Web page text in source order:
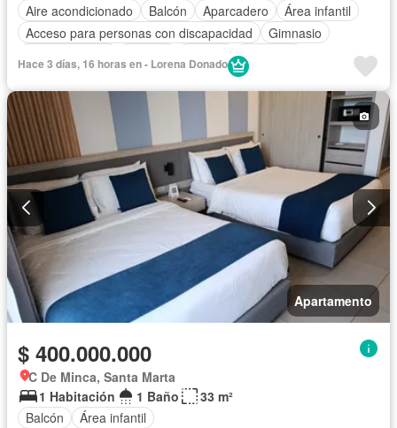
Aire acondicionado
Balcón Aparcadero
Área infantil
Acceso para personas con discapacidad
Gimnasio
Ascensor
Sauna
Seguridad privada
Piscina
Hace 3 días, 16 horas en - Lorena Donado
Apartamento
$ 400.000.000
C De Minca, Santa Marta
1 Habitación
1 Baño
33 m²
Balcón
Área infantil